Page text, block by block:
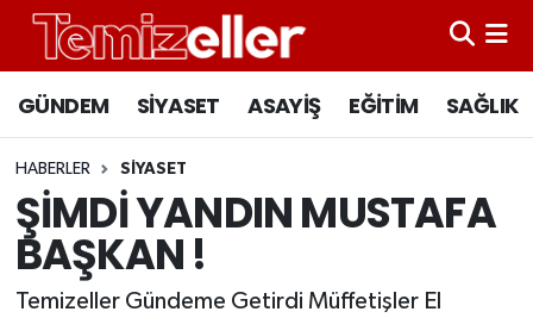
GÜNDEM SİYASET ASAYİŞ EĞİTİM SAĞLIK
HABERLER SİYASET
ŞİMDİ YANDIN MUSTAFA
BAŞKAN !
Temizeller Gündeme Getirdi Müffetişler El
CANLI YAYIN
ASAYİŞ
EĞİTİM
Hava Durumu
Süper Lig Puan Durumu ve Fikstür
Tüm Manşetler